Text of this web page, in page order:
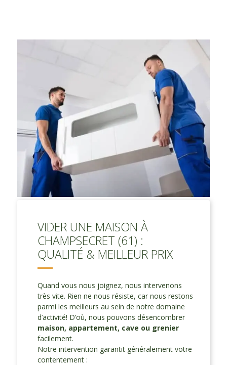
VIDER UNE MAISON À
CHAMPSECRET (61) :
QUALITÉ & MEILLEUR PRIX
Quand vous nous joignez, nous intervenons
très vite. Rien ne nous résiste, car nous restons
parmi les meilleurs au sein de notre domaine
d’activité! D’où, nous pouvons désencombrer
maison, appartement, cave ou grenier
facilement.
Notre intervention garantit généralement votre
contentement :